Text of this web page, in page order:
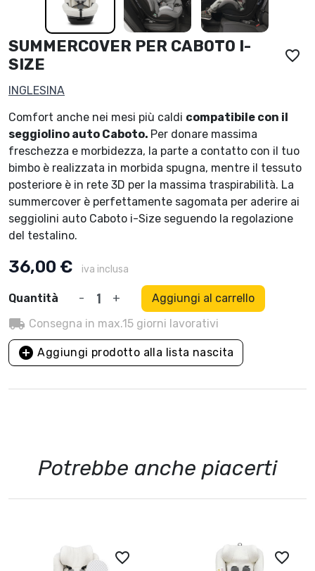
SUMMERCOVER PER CABOTO I-
SIZE
favorite_border
INGLESINA
Comfort anche nei mesi più caldi compatibile con il
seggiolino auto Caboto. Per donare massima
freschezza e morbidezza, la parte a contatto con il tuo
bimbo è realizzata in morbida spugna, mentre il tessuto
posteriore è in rete 3D per la massima traspirabilità. La
summercover è perfettamente sagomata per aderire ai
seggiolini auto Caboto i-Size seguendo la regolazione
del testalino.
36,00 € iva inclusa
Quantità - + Aggiungi al carrello
local_shipping Consegna in max.15 giorni lavorativi
add_circle Aggiungi prodotto alla lista nascita
Potrebbe anche piacerti
favorite_border favorite_border